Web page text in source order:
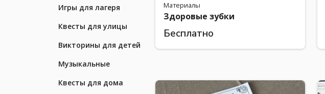
Игры для лагеря
Квесты для улицы
Викторины для детей
Музыкальные
Квесты для дома
Материалы
Здоровые зубки
Бесплатно